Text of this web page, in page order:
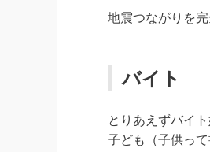
地震つながりを
バイト
とりあえずバイ
子ども（子供っ